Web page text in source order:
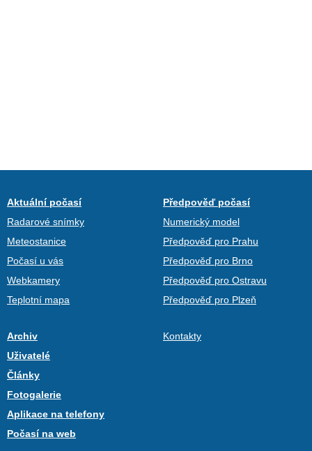
Aktuální počasí
Radarové snímky
Meteostanice
Počasí u vás
Webkamery
Teplotní mapa
Předpověď počasí
Numerický model
Předpověď pro Prahu
Předpověď pro Brno
Předpověď pro Ostravu
Předpověď pro Plzeň
Archiv
Uživatelé
Články
Fotogalerie
Aplikace na telefony
Počasí na web
Kontakty